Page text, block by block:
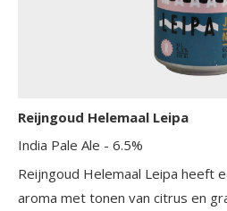
Reijngoud Helemaal Leipa
India Pale Ale - 6.5%
Reijngoud Helemaal Leipa heeft
aroma met tonen van citrus en